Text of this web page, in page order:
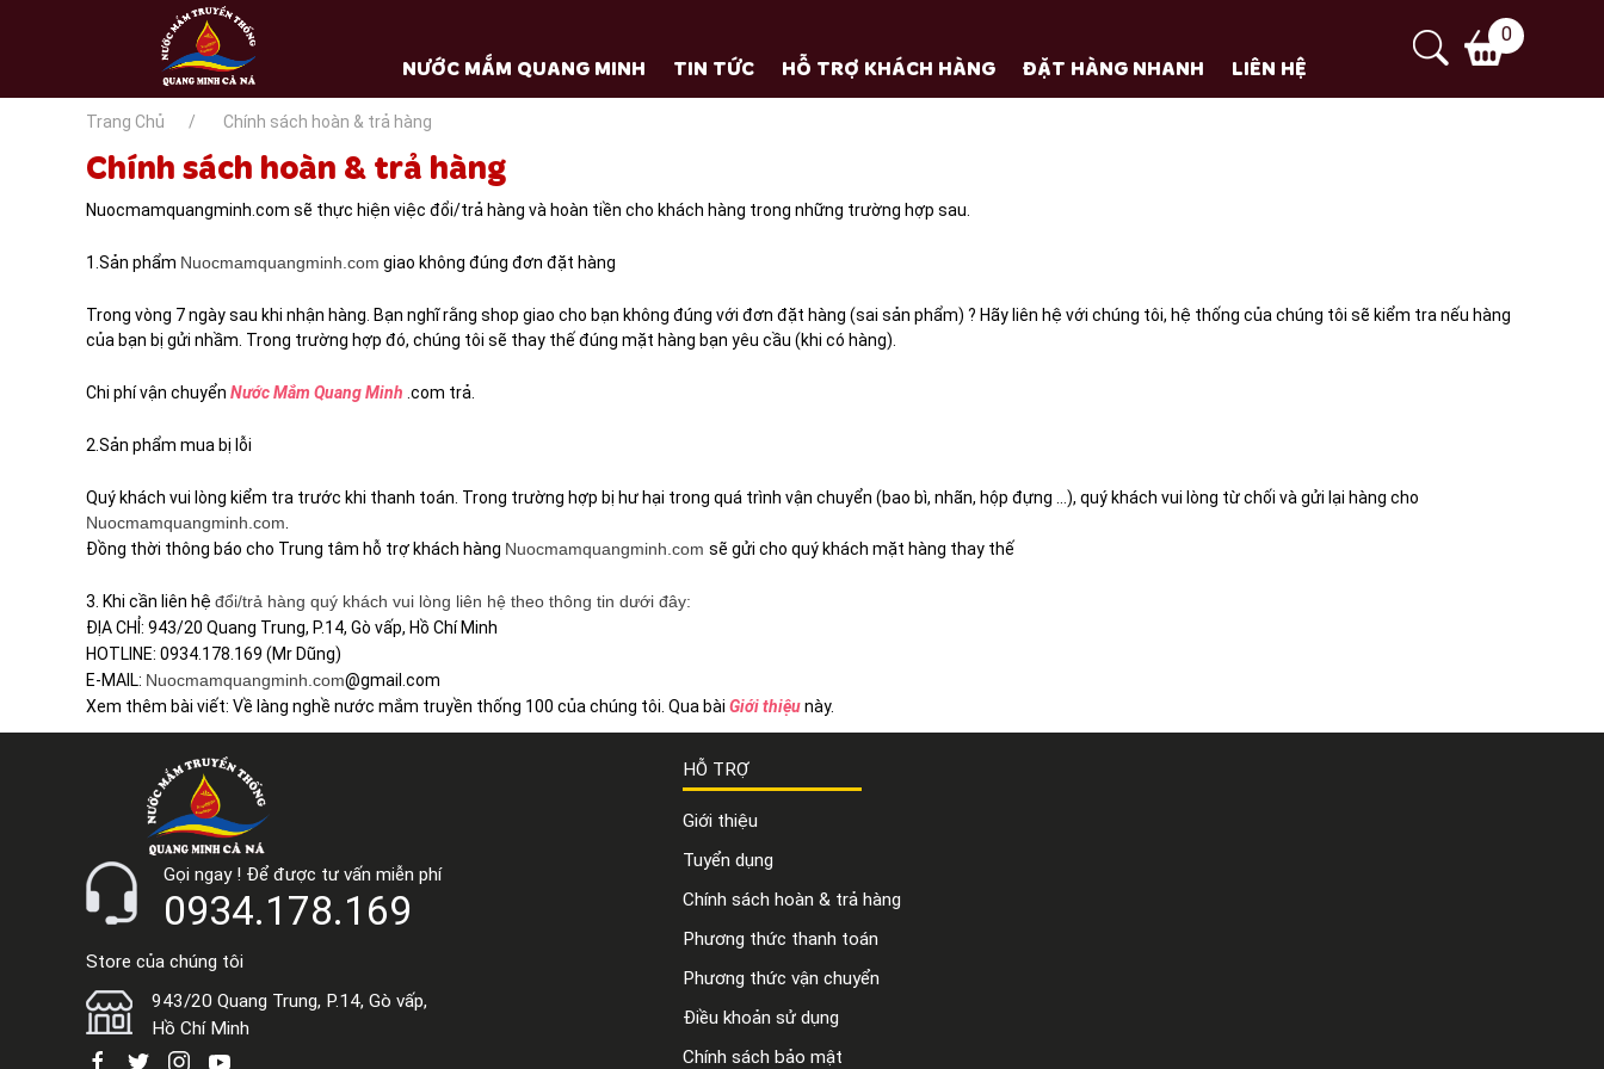
NƯỚC MẮM QUANG MINH TIN TỨC HỖ TRỢ KHÁCH HÀNG ĐẶT HÀNG NHANH LIÊN HỆ
0
Trang Chủ Chính sách hoàn & trả hàng
Chính sách hoàn & trả hàng
Nuocmamquangminh.com sẽ thực hiện việc đổi/trả hàng và hoàn tiền cho khách hàng trong những trường hợp sau.
1.Sản phẩm Nuocmamquangminh.com giao không đúng đơn đặt hàng
Trong vòng 7 ngày sau khi nhận hàng. Bạn nghĩ rằng shop giao cho bạn không đúng với đơn đặt hàng (sai sản phẩm) ? Hãy liên hệ với chúng tôi, hệ thống của chúng tôi sẽ kiểm tra nếu hàng
của bạn bị gửi nhầm. Trong trường hợp đó, chúng tôi sẽ thay thế đúng mặt hàng bạn yêu cầu (khi có hàng).
Chi phí vận chuyển Nước Mắm Quang Minh .com trả.
2.Sản phẩm mua bị lỗi
Quý khách vui lòng kiểm tra trước khi thanh toán. Trong trường hợp bị hư hại trong quá trình vận chuyển (bao bì, nhãn, hộp đựng …), quý khách vui lòng từ chối và gửi lại hàng cho
Nuocmamquangminh.com
Đồng thời thông báo cho Trung tâm hỗ trợ khách hàng Nuocmamquangminh.com sẽ gửi cho quý khách mặt hàng thay thế
3. Khi cần liên hệ đổi/trả hàng quý khách vui lòng liên hệ theo thông tin dưới đây:
ĐỊA CHỈ: 943/20 Quang Trung, P.14, Gò vấp, Hồ Chí Minh
HOTLINE: 0934.178.169 (Mr Dũng)
E-MAIL: Nuocmamquangminh.com@gmail.com
Xem thêm bài viết: Về làng nghề nước mắm truyền thống 100 của chúng tôi. Qua bài Giới thiệunày.
Gọi ngay ! Để được tư vấn miễn phí
0934.178.169
Store của chúng tôi
943/20 Quang Trung, P.14, Gò vấp,
Hồ Chí Minh
HỖ TRỢ
Giới thiệu
Tuyển dụng
Chính sách hoàn & trả hàng
Phương thức thanh toán
Phương thức vận chuyển
Điều khoản sử dụng
Chính sách bảo mật